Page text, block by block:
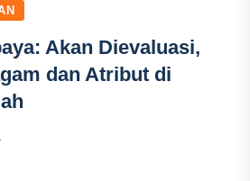
Akan Dievaluasi,
dan Atribut di